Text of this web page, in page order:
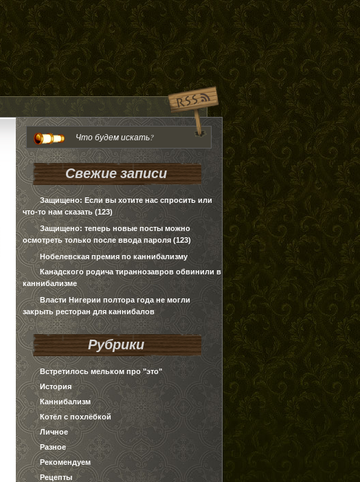
Свежие записи
Защищено: Если вы хотите нас спросить или
что-то нам сказать (123)
Защищено: теперь новые посты можно
осмотреть только после ввода пароля (123)
Нобелевская премия по каннибализму
Канадского родича тираннозавров обвинили в
каннибализме
Власти Нигерии полтора года не могли
закрыть ресторан для каннибалов
Рубрики
Встретилось мельком про "это"
История
Каннибализм
Котёл с похлёбкой
Личное
Разное
Рекомендуем
Рецепты